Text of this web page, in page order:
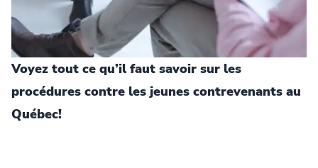
Voyez tout ce qu’il faut savoir sur les
procédures contre les jeunes contrevenants au
Québec!